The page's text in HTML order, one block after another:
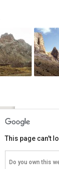
This page can't
Do you own this